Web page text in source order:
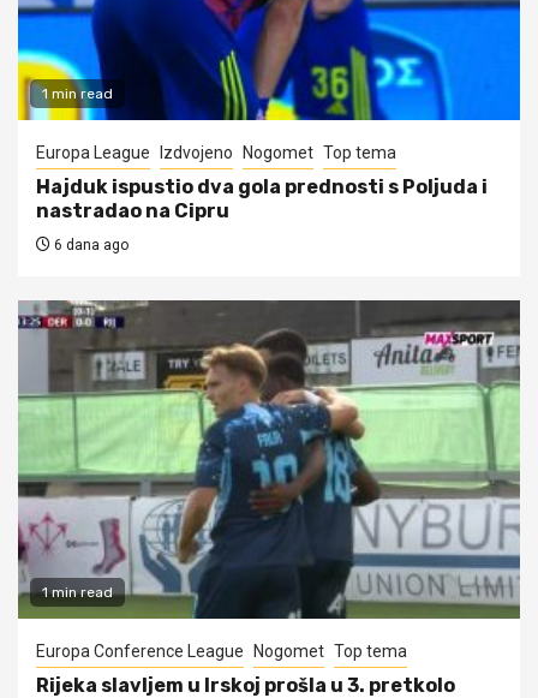
1 min read
Europa League Izdvojeno Nogomet Top tema
Hajduk ispustio dva gola prednosti s Poljuda i
nastradao na Cipru
6 dana ago
1 min read
Europa Conference League Nogomet Top tema
Rijeka slavljem u Irskoj prošla u 3. pretkolo